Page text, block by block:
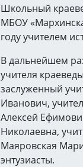
Школьный
МБОУ
году учителем
В дальнейшем
учителя
заслуженный
Иванович,
Алексей
Николаевна,
Маяровская
энтузиасты.